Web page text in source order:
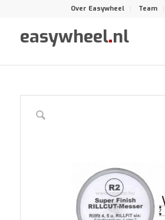
Over Easywheel Team
easywheel.nl